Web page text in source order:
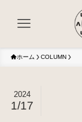
ホーム COLUMN
2024
1/17